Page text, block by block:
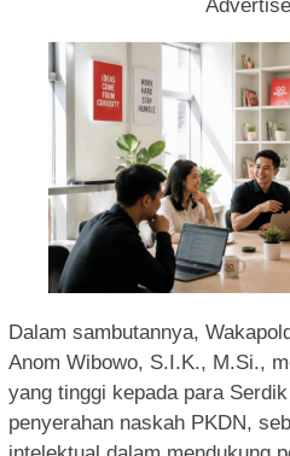
Dalam sambutannya,
Anom Wibowo, S.I.K., M.Si.,
yang tinggi kepada para
penyerahan naskah PKDN,